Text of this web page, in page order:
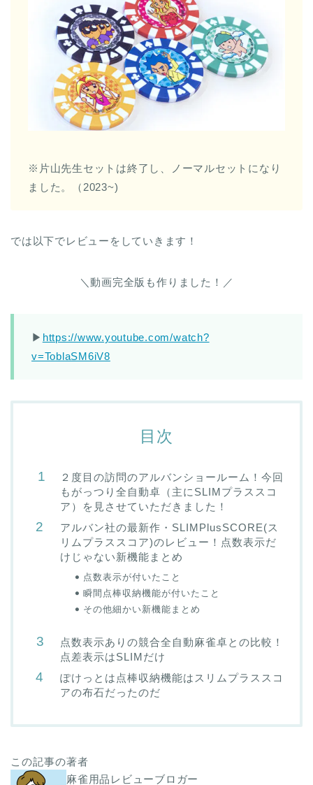
※片山先生セットは終了し、ノーマルセットになり
ました。（2023~)
では以下でレビューをしていきます！
＼動画完全版も作りました！／
▶︎ https://www.youtube.com/watch?
v=ToblaSM6iV8
目次
２度目の訪問のアルバンショールーム！今回
もがっつり全自動卓（主にSLIMプラススコ
ア）を見させていただきました！
アルバン社の最新作・SLIMPlusSCORE(ス
リムプラススコア)のレビュー！点数表示だ
けじゃない新機能まとめ
点数表示が付いたこと
瞬間点棒収納機能が付いたこと
その他細かい新機能まとめ
点数表示ありの競合全自動麻雀卓との比較！
点差表示はSLIMだけ
ぽけっとは点棒収納機能はスリムプラススコ
アの布石だったのだ
この記事の著者
麻雀用品レビューブロガー